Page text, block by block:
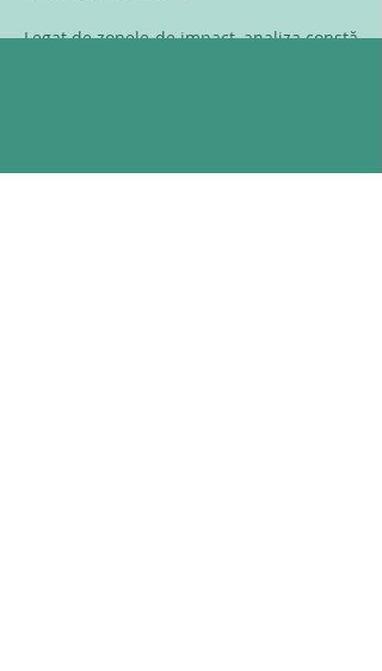
Legat de zonele de impact, analiza constă